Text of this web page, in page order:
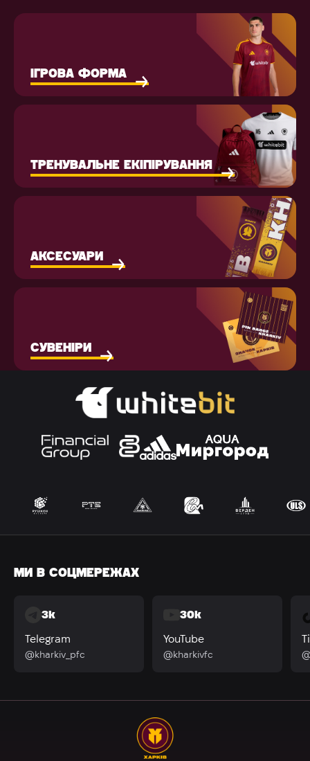
ІГРОВА ФОРМА
ТРЕНУВАЛЬНЕ ЕКІПІРУВАННЯ
АКСЕСУАРИ
СУВЕНІРИ
МИ В СОЦМЕРЕЖАХ
3k
Telegram
@kharkiv_pfc
30k
YouTube
@kharkivfc